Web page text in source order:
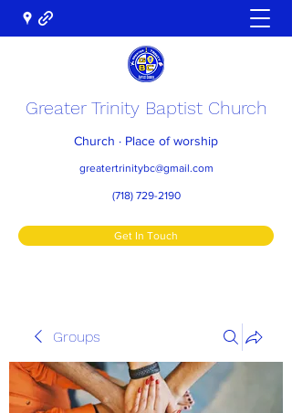
Greater Trinity Baptist Church
Church · Place of worship
greatertrinitybc@gmail.com
(718) 729-2190
Get In Touch
Groups